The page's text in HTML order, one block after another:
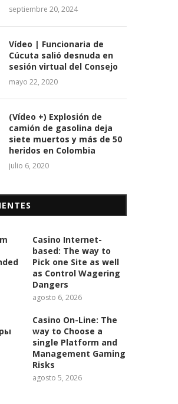
septiembre 20, 2024
Vídeo | Funcionaria de
Cúcuta salió desnuda en
sesión virtual del Consejo
mayo 22, 2020
(Vídeo +) Explosión de
camión de gasolina deja
siete muertos y más de 50
heridos en Colombia
julio 6, 2020
Casino Internet-
based: The way to
Pick one Site as well
as Control Wagering
Dangers
agosto 6, 2026
Casino On-Line: The
way to Choose a
single Platform and
Management Gaming
Risks
agosto 5, 2026